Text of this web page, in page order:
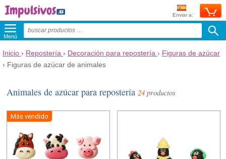
Enviar a:
Menú
Inicio › Repostería › Decoración para repostería › Figuras de azúcar
› Figuras de azúcar de animales
Animales de azúcar para repostería24 productos
Más vendido